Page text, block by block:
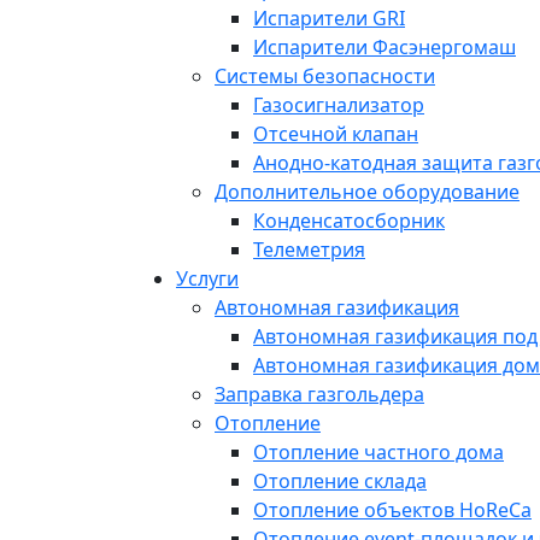
Испарители GRI
Испарители Фасэнергомаш
Системы безопасности
Газосигнализатор
Отсечной клапан
Анодно-катодная защита
Дополнительное оборудование
Конденсатосборник
Телеметрия
Услуги
Автономная газификация
Автономная газификация
Автономная газификация
Заправка газгольдера
Отопление
Отопление частного дома
Отопление склада
Отопление объектов HoReCa